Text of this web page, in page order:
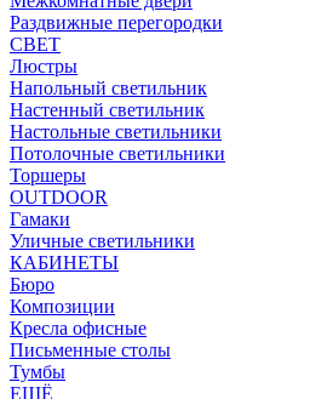
Раздвижные перегородки
СВЕТ
Люстры
Напольный светильник
Настенный светильник
Настольные светильники
Потолочные светильники
Торшеры
OUTDOOR
Гамаки
Уличные светильники
КАБИНЕТЫ
Бюро
Композиции
Кресла офисные
Письменные столы
Тумбы
ЕЩЁ